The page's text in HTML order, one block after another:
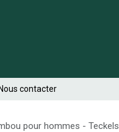
Nous contacter
pour hommes - Teckels